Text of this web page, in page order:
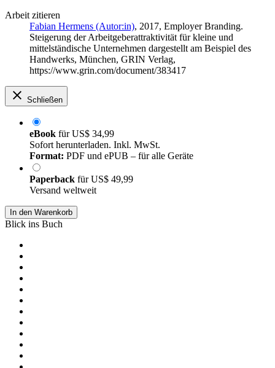
Arbeit zitieren
Fabian Hermens (Autor:in), 2017, Employer Branding.
Steigerung der Arbeitgeberattraktivität für kleine und
mittelständische Unternehmen dargestellt am Beispiel des
Handwerks, München, GRIN Verlag,
https://www.grin.com/document/383417
Schließen
eBook fürUS$ 34,99
Sofort herunterladen. Inkl. MwSt.
Format: PDF und ePUB – für alle Geräte
Paperback fürUS$ 49,99
Versand weltweit
In den Warenkorb
Blick ins Buch